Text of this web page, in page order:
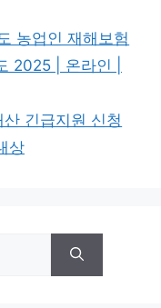
농업인 재해보험
2025 | 온라인 |
긴급지원 신청
상